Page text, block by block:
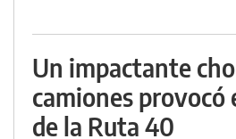
Un impactante
camiones
de la Ruta 40